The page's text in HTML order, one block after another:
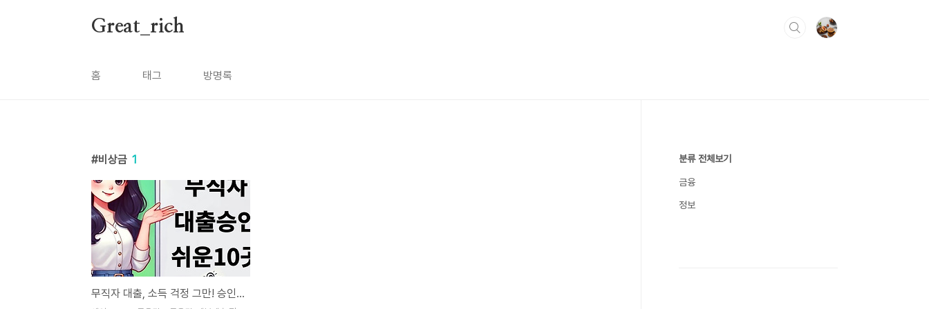
Great_rich
홈 태그 방명록
비상금 1
무직자 대출, 소득 걱정 그만! 승인 쉬운 곳
분류 전체보기
금융
정보